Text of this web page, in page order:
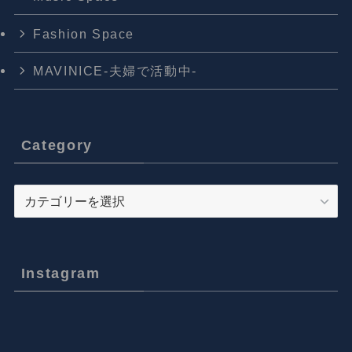
Fashion Space
MAVINICE-夫婦で活動中-
Category
Category
Instagram